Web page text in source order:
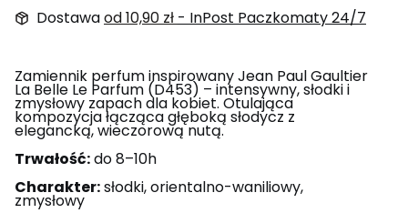
Dostawaod 10,90 zł - InPost Paczkomaty 24/7
Zamiennik perfum inspirowany Jean Paul Gaultier
La Belle Le Parfum (D453) – intensywny, słodki i
zmysłowy zapach dla kobiet. Otulająca
kompozycja łącząca głęboką słodycz z
elegancką, wieczorową nutą.
Trwałość:do 8–10h
Charakter:słodki, orientalno-waniliowy,
zmysłowy